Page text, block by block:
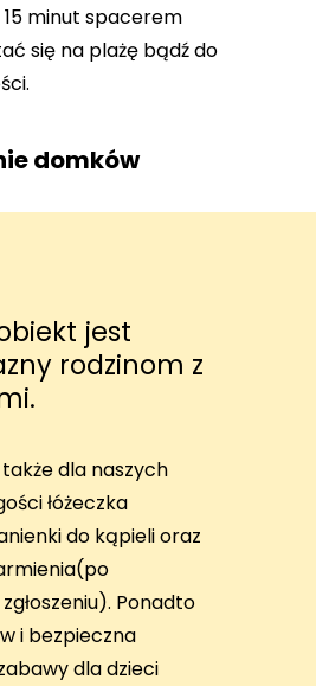
minut spacerem
się na plażę bądź do
domków
jest
rodzinom z
dla naszych
łóżeczka
do kąpieli oraz
Ponadto
i bezpieczna
dla dzieci